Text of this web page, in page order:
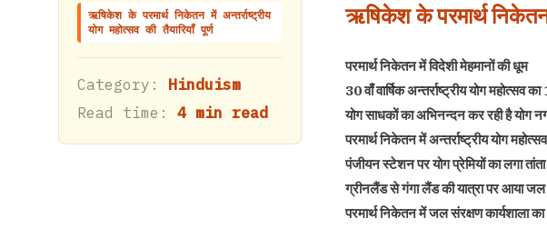
ऋषिकेश के परमार्थ निकेतन में अन्तर्राष्ट्रीय
योग महोत्सव की तैयारियाँ पूर्ण
Category: Hinduism
Read time: 4 min read
ऋषिकेश के परमार्थ निकेतन
परमार्थ निकेतन में विदेशी मेहमानों की धूम
30 वाँ वार्षिक अन्तर्राष्ट्रीय योग महोत्सव
योग साधकों का अभिनन्दन कर रही है योग
परमार्थ निकेतन में अन्तर्राष्ट्रीय योग
पंजीयन स्टेशन पर योग प्रेमियों का लगा तांता
ग्रीनलैंड से गंगा लैंड की यात्रा पर आया जल
परमार्थ निकेतन में जल संरक्षण कार्यशाला